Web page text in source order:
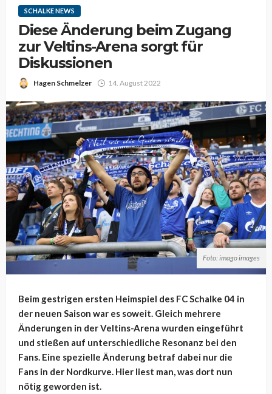
SCHALKE NEWS
Diese Änderung beim Zugang
zur Veltins-Arena sorgt für
Diskussionen
Hagen Schmelzer 14. August 2022
Foto: imago images
Beim gestrigen ersten Heimspiel des FC Schalke 04 in
der neuen Saison war es soweit. Gleich mehrere
Änderungen in der Veltins-Arena wurden eingeführt
und stießen auf unterschiedliche Resonanz bei den
Fans. Eine spezielle Änderung betraf dabei nur die
Fans in der Nordkurve. Hier liest man, was dort nun
nötig geworden ist.